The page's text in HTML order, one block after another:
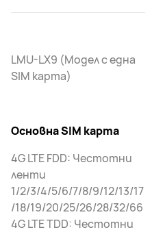
LMU-LX9 (Модел с една
SIM карта)
Основна SIM карта
4G LTE FDD: Честотни
ленти
1/2/3/4/5/6/7/8/9/12/13/17
/18/19/20/25/26/28/32/66
4G LTE TDD: Честотни